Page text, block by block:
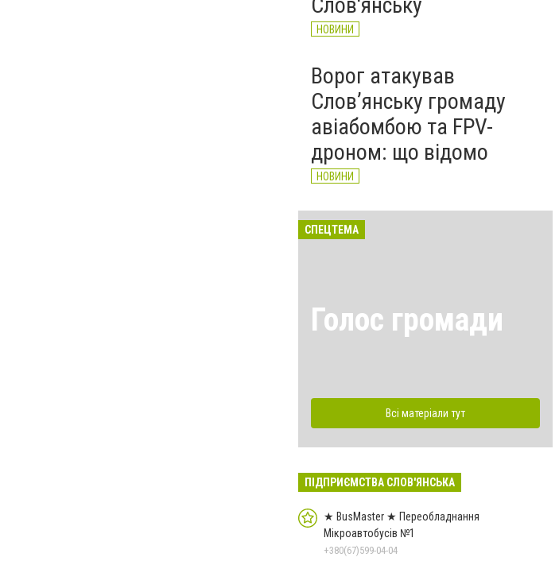
НОВИНИ
Ворог атакував
Слов’янську громаду
авіабомбою та FPV-
дроном: що відомо
НОВИНИ
СПЕЦТЕМА
Голос громади
Всі матеріали тут
ПІДПРИЄМСТВА СЛОВ'ЯНСЬКА
★ BusMaster ★ Переобладнання
Мікроавтобусів №1
+380(67)599-04-04